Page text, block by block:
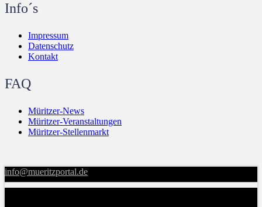
Info´s
Impressum
Datenschutz
Kontakt
FAQ
Müritzer-News
Müritzer-Veranstaltungen
Müritzer-Stellenmarkt
info@mueritzportal.de